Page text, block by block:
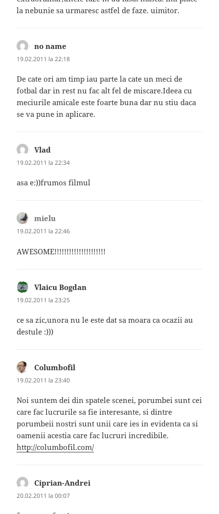
la nebunie sa urmaresc astfel de faze. uimitor.
no name
19.02.2011 la 22:18
De cate ori am timp iau parte la cate un meci de
fotbal dar in rest nu fac alt fel de miscare.Ideea cu
meciurile amicale este foarte buna dar nu stiu daca
se va pune in aplicare.
Vlad
19.02.2011 la 22:34
asa e:))frumos filmul
mielu
19.02.2011 la 22:46
AWESOME!!!!!!!!!!!!!!!!!!!!!
Vlaicu Bogdan
19.02.2011 la 23:25
ce sa zic,unora nu le este dat sa moara ca ocazii au
destule :)))
Columbofil
19.02.2011 la 23:40
Noi suntem dei din spatele scenei, porumbei sunt cei
care fac lucrurile sa fie interesante, si dintre
porumbeii nostri sunt unii care ies in evidenta ca si
oamenii acestia care fac lucruri incredibile.
http://columbofil.com/
Ciprian-Andrei
20.02.2011 la 00:07